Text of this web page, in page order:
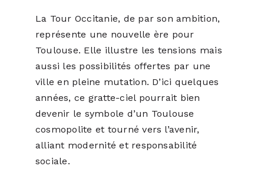
La Tour Occitanie, de par son ambition,
représente une nouvelle ère pour
Toulouse. Elle illustre les tensions mais
aussi les possibilités offertes par une
ville en pleine mutation. D’ici quelques
années, ce gratte-ciel pourrait bien
devenir le symbole d’un Toulouse
cosmopolite et tourné vers l’avenir,
alliant modernité et responsabilité
sociale.